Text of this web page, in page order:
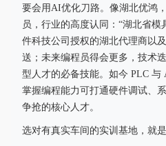
要会用AI优化刀路。像湖北优鸿
员，行业的高度认同：“湖北省模
件科技公司授权的湖北代理商以
送；未来编程员得会更多，技术
型人才的必备技能。如今 PLC 与
掌握编程能力可打通硬件调试、
争抢的核心人才。
选对有真实车间的实训基地，就